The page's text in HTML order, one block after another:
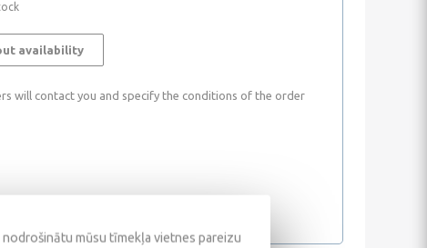
availability
will contact you and specify the conditions of the order
mūsu tīmekļa vietnes pareizu